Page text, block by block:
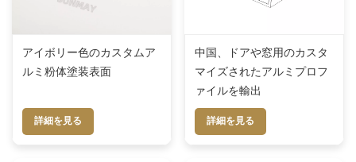
アイボリー色のカスタムア
ルミ粉体塗装表面
詳細を見る
中国、ドアや窓用のカスタ
マイズされたアルミプロフ
ァイルを輸出
詳細を見る